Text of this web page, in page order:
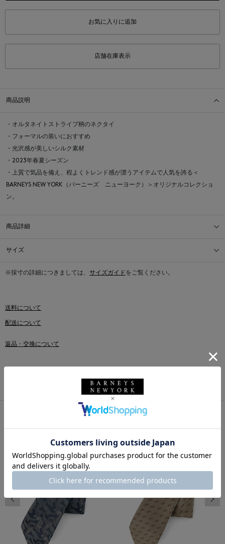
お気に入りに追加
店舗在庫表示
商品説明
・オルタネイトストライプ柄のネクタイ
・フォーマルの装いにおすすめ
・光沢感が美しいシルク素材
・2023年春夏シーズン
・上質で気品を備え、程よくトレンド感が漂うアイテムで人気を誇る＜
BARNEYS NEW YORK（バーニーズ ニューヨーク）＞オリジナルコレクショ
ン。
商品詳細
サイズ
※採寸の詳細につきましては、 サイズガイドをご覧ください。
送料について
配送について
返品・交換について
同じカテゴリのアイテム
次